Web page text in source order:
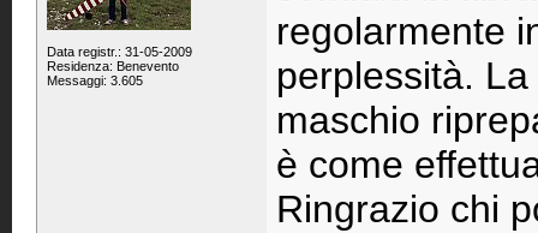
Data registr.: 31-05-2009
Residenza: Benevento
Messaggi: 3.605
regolarmente
perplessità.
maschio
è come
Ringrazio chi